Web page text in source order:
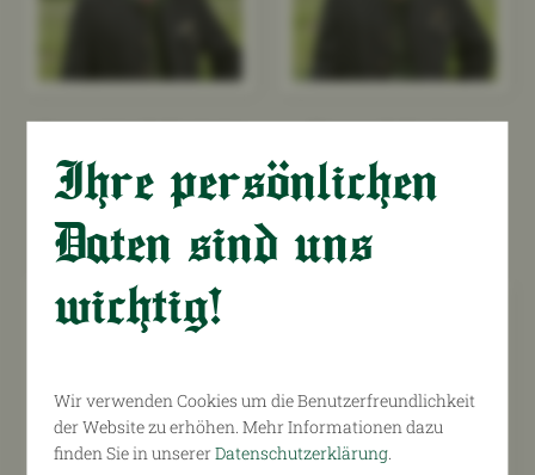
Matthias
Kastenhuber
Michael Wimmer
Ihre persönlichen
Daten sind uns
wichtig!
Wir verwenden Cookies um die Benutzerfreundlichkeit
der Website zu erhöhen. Mehr Informationen dazu
finden Sie in unsererDatenschutzerklärung.